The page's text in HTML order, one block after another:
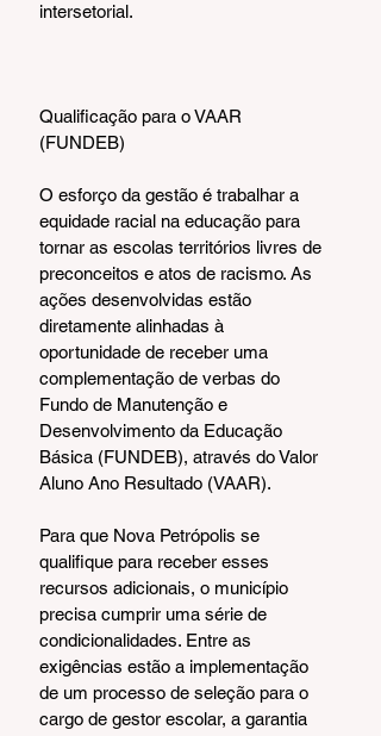
intersetorial.
Qualificação para o VAAR
(FUNDEB)
O esforço da gestão é trabalhar a
equidade racial na educação para
tornar as escolas territórios livres de
preconceitos e atos de racismo. As
ações desenvolvidas estão
diretamente alinhadas à
oportunidade de receber uma
complementação de verbas do
Fundo de Manutenção e
Desenvolvimento da Educação
Básica (FUNDEB), através do Valor
Aluno Ano Resultado (VAAR).
Para que Nova Petrópolis se
qualifique para receber esses
recursos adicionais, o município
precisa cumprir uma série de
condicionalidades. Entre as
exigências estão a implementação
de um processo de seleção para o
cargo de gestor escolar, a garantia